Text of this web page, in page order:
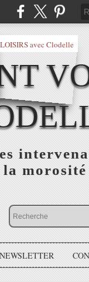
morosité
NEWSLETTER